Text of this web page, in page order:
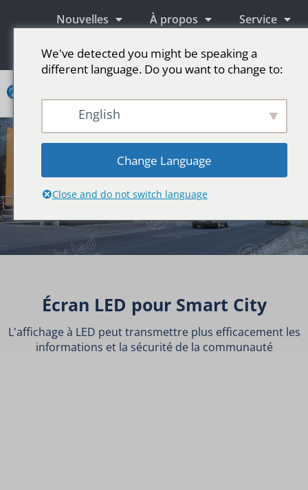
Nouvelles À propos Service
Information
Écran LED pour Smart City
L'affichage à LED peut transmettre plus efficacement les
informations et la sécurité de la communauté
We've detected you might be speaking a
different language. Do you want to change to:
English
Change Language
Close and do not switch language